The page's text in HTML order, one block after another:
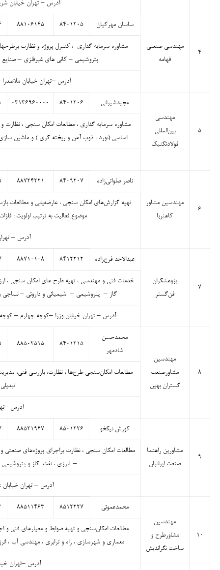
آدرس – تهران خیابان
۴
مهندسی صنعتی
فهامه
ساسان مهرکیان ۸۴۰۱۲۰۵ ۸۸۱۰۶۱۴۵
مشاوره سرمایه گذاری ، کنترل پروژه و نظارت
پتروشیمی – کانی های غیرفلزی –
آدرس –تهران خیابان ملاصدرا –
۵
مهندسی
بین‌المللی
فولادتکنیک
مجیدشیرانی ۸۴۰۱۲۰۶ ۰۳۱۳۶۹۶۰۰۰۰
مشاوره سرمایه گذاری ، مطالعات امکان سنجی ،
اساسی (نورد ، ذوب آهن و ریخته گری ) و ماشین سازی
۶
مهندسین مشاور
کاهنربا
ناصر صلواتی‌زاده ۸۴۰۹۲۰۷ ۸۸۷۲۴۲۲۱
تهیه گزارش‌های امکان سنجی ، عارضه‌یابی و مطالعات
موضوع فعالیت به ترتیب اولویت :
آدرس –
۷
پژوهشگران
فن‌گستر
عبدالاحد فرج‌زاده ۸۴۱۲۲۱۲ ۸۸۷۱۰۱۰۸
خدمات فنی و مهندسی ، تهیه طرح های امکان سنجی ،
گاز – پتروشیمی – شیمیائی و داروئی – نساجی
آدرس – تهران خیابان وزرا –کوچه چهارم – کوچه نادر پلاک ۱۲ واحد ۱ /// تبریز – آبرسان – جنب اداره محیط
۸
مهندسین
مشاورصنعت
گستران بهین
محمدحسن
شادمهر
۸۴۰۱۲۱۵ ۸۸۵۰۲۵۱۵
مطالعات امکان‌سنجی طرح‌ها ، نظارت، بازرسی فنی،
آدرس
۹
مشاورین راهنما
صنعت ایرانیان
کورش نیکخو ۸۵۰۱۲۲۶ ۸۸۵۲۱۹۴۷
مطالعات امکان سنجی ، نظارت براجرای پروژه‌های صنعتی
– انرژی ، نفت، گاز و
آدرس – تهران خیابان عباس
۱۰
مهندسین
مشاورطرح و
ساخت نگراندیش
محمدعموئی ۸۵۱۲۲۲۷ ۸۸۵۱۱۴۶۳
مطالعات امکان‌سنجی و تهیه ضوابط و معیارهای فنی
معماری و شهرسازی ، راه و ترابری ، مهندسی آب ،
آدرس –تهران